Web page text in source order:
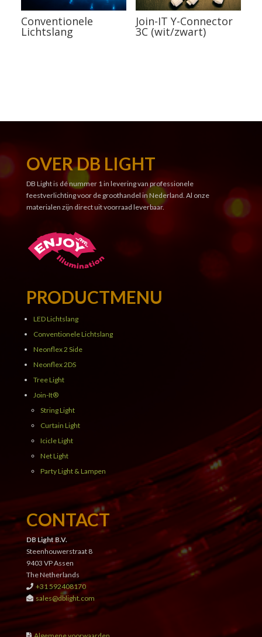
Conventionele
Lichtslang
Join-IT Y-Connector
3C (wit/zwart)
OVER DB LIGHT
DB Light is dé nummer 1 in levering van professionele
feestverlichting voor de groothandel in Nederland. Al onze
materialen zijn direct uit voorraad leverbaar.
PRODUCTMENU
LED Lichtslang
Conventionele Lichtslang
Neonflex 2 Side
Neonflex 2DS
Tree Light
Join-It®
String Light
Curtain Light
Icicle Light
Net Light
Party Light & Lampen
CONTACT
DB Light B.V.
Steenhouwerstraat 8
9403 VP Assen
The Netherlands
+31 592408170
sales@dblight.com